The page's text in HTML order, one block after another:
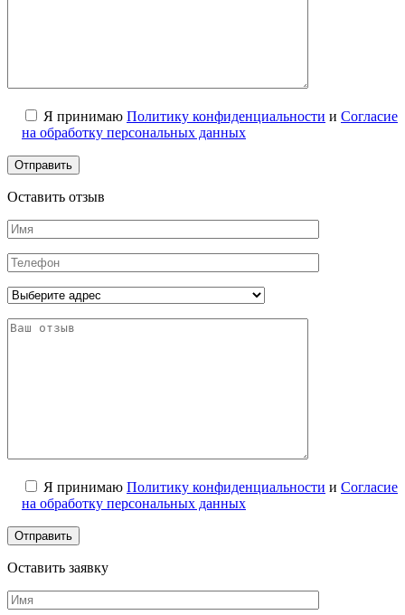
Я принимаю Политику конфиденциальности и Согласие
на обработку персональных данных
Оставить отзыв
Я принимаю Политику конфиденциальности и Согласие
на обработку персональных данных
Оставить заявку